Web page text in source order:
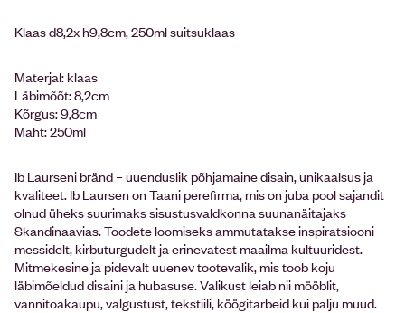
Klaas d8,2x h9,8cm, 250ml suitsuklaas
Materjal: klaas
Läbimõõt: 8,2cm
Kõrgus: 9,8cm
Maht: 250ml
Ib Laurseni bränd – uuenduslik põhjamaine disain, unikaalsus ja
kvaliteet. Ib Laursen on Taani perefirma, mis on juba pool sajandit
olnud üheks suurimaks sisustusvaldkonna suunanäitajaks
Skandinaavias. Toodete loomiseks ammutatakse inspiratsiooni
messidelt, kirbuturgudelt ja erinevatest maailma kultuuridest.
Mitmekesine ja pidevalt uuenev tootevalik, mis toob koju
läbimõeldud disaini ja hubasuse. Valikust leiab nii mööblit,
vannitoakaupu, valgustust, tekstiili, köögitarbeid kui palju muud.